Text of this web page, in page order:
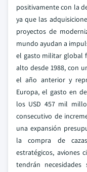
positivamente con la
ya que las
proyectos de
mundo ayudan a
el gasto militar global
alto desde 1988, con
el año anterior y
Europa, el gasto en
los USD 457 mil
consecutivo de
una expansión
la compra de
estratégicos, aviones
tendrán